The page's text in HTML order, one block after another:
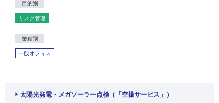
目的別
リスク管理
業種別
一般オフィス
太陽光発電・メガソーラー点検（「空撮サービス」）